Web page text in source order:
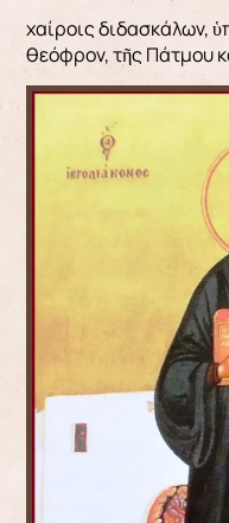
χαίροις διδασκάλων,
θεόφρον, τῆς Πάτμου